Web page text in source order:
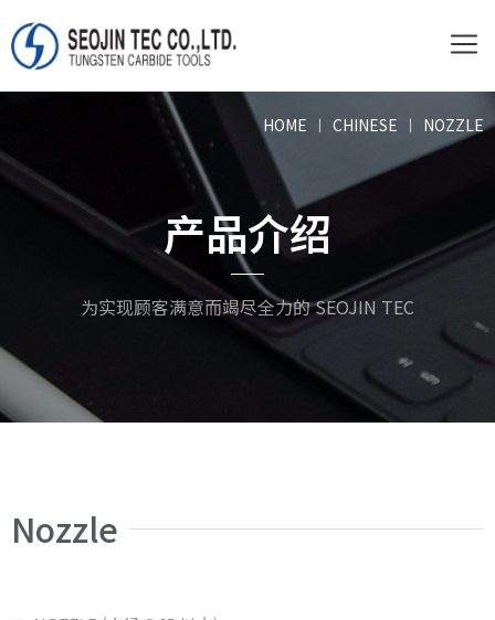
HOME ㅣ CHINESE ㅣ NOZZLE
产品介绍
为实现顾客满意而竭尽全力的 SEOJIN TEC
Nozzle